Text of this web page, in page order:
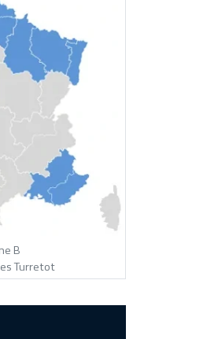
B
Turretot